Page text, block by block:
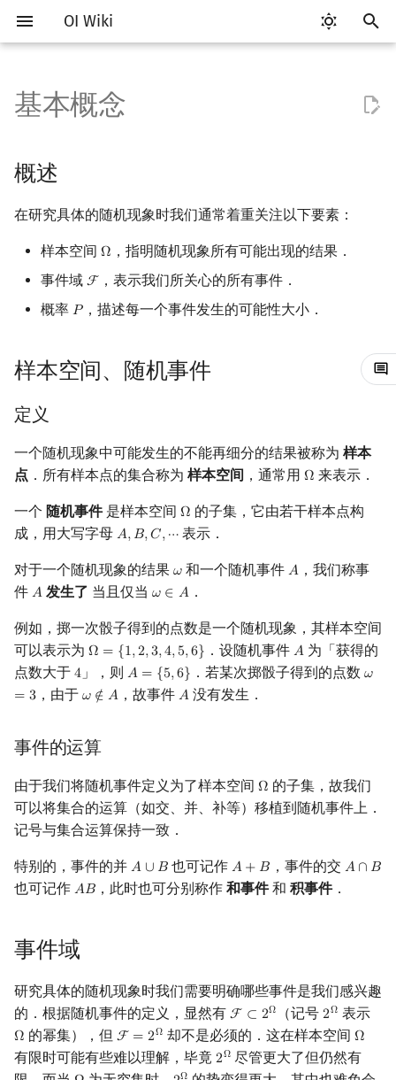
OI Wiki
入
始
搜
Getting Started
关于本项目
如何参与
OI Wiki 不是什么
F.A.Q.
镜像站列表
致谢
比赛相关简介
赛事
题型
学习路线
常见错误
常见技巧
出题
工具软件简介
代码编辑工具
VS Code
Atom
CLion
Geany
Sublime Text
CP Editor
评测工具 Cena
CCR Plus
命令行
WSL (Windows 10)
Special Judge
Testlib
Generator
Validator
Polygon
LaTeX 入门
Git
语言基础简介
C++ 基础
变量
运算
C++ 标准库 STL 算法
bitset
C++ 进阶
值类别
重载运算符
pb_ds
编译优化
Python 速成
Java 速成
Java 进阶
算法基础简介
复杂度
枚举
模拟
排序
冒泡排序
插入排序
堆排序
桶排序
Tim 排序
排序相关 STL
前缀和 & 差分
二分
倍增
搜索部分简介
DFS（搜索）
BFS（搜索）
双向搜索
迭代加深搜索
IDA*
回溯法
Dancing Links
优化
动态规划部分简介
动态规划基础
记忆化搜索
背包 DP
树形 DP
状压 DP
数位 DP
插头 DP
动态 DP
概率 DP
DP 套 DP
斜率优化
四边形不等式优化
字符串部分简介
字符串基础
标准库
字符串匹配
前缀函数与 KMP 算法
Boyer–Moore 算法
Z 函数（扩展 KMP）
AC 自动机
后缀自动机 (SAM)
后缀平衡树
广义后缀自动机
回文树
序列自动机
最小表示法
Lyndon 分解
Main–Lorentz 算法
数字系统简介
进位制
平衡三进制
格雷码
数论基础
模算术简介
素数
最大公约数
分解质因数
裴蜀定理 & 一次不定方程
费马小定理 & 欧拉定理
模逆元
中国剩余定理
升幂引理
阶乘取模
二次剩余
阶 & 原根
离散对数
高次剩余 & 单位根
数论分块
狄利克雷卷积
莫比乌斯反演
多项式与生成函数简介
代数基本定理
快速傅里叶变换
快速数论变换
多项式牛顿迭代
多项式多点求值|快速插值
多项式初等函数
常系数齐次线性递推
符号化方法
Lagrange 反演
形式幂级数复合|复合逆
排列组合
抽屉原理
容斥原理
斐波那契数列
斯特林数
贝尔数
伯努利数
Entringer Number
分拆数
范德蒙德卷积
Pólya 计数
线性代数简介
向量
内积和外积
矩阵
线性空间
线性基
线性映射
特征多项式
Jordan标准型
线性规划基础
单纯形法
基本概念
群论
环论
域论
概述
样本空间、随机事件
定义
事件的运算
定义
古典定义
公理化定义
概率函数的性质
参考资料与注释
博弈论简介
公平组合游戏
零和游戏
非公平组合游戏
插值
数值积分
高斯消元
牛顿迭代法
数据结构部分简介
栈
队列
链表
堆
配对堆
左偏树
块状数据结构
块状链表
树分块
单调栈
单调队列
树状数组
线段树
李超线段树
猫树
值
Kinetic Tournament Tree
划分树
Splay 树
WBLT
红黑树
左偏红黑树
可持久化数据结构
可持久化块状数组
可持久化平衡树
树套树
线段树套平衡树
树状数组套权值线段树
K-D Tree
动态树
Euler Tour Tree
Top Tree
析合树
PQ 树
手指树
图论部分简介
图论相关概念
图的存储
DFS（图论）
树的中心
树的重心
树分治
动态树分治
树上随机游走
有向无环图
拓扑排序
最短路问题
k 短路
同余最短路
生成树问题
最小直径生成树
拆点
连通性相关
割点和桥
圆方树
环计数问题
欧拉图
哈密顿图
二分图
平面图
弦图
图的着色
网络流
最小割
费用流
二分图最大权匹配
一般图最大匹配
计算几何部分简介
二维计算几何基础
三维计算几何基础
距离
凸包
扫描线
旋转卡壳
半平面交
随机增量法
反演变换
计算几何杂项
杂项简介
离散化
双指针
离线算法
整体二分
莫队算法
爬山算法
模拟退火
悬线法
有限状态自动机
计算理论基础
字节顺序
表达式求值
在一台机器上规划任务
主元素问题
Kahan 求和
珂朵莉树/颜色段均摊
空间优化简介
RMQ
并查集应用
括号序列
线段树与离线询问
基本概念
概述
在研究具体的随机现象时我们通常着重关注以下要素：
样本空间 Ω
Ω ，指明随机现象所有可能出现的结果．
事件域 F
F
，表示我们所关心的所有事件．
概率 𝑃
P ，描述每一个事件发生的可能性大小．
样本空间、随机事件
定义
一个随机现象中可能发生的不能再细分的结果被称为 样本
点 ．所有样本点的集合称为 样本空间 ，通常用 Ω
Ω 来表示．
一个 随机事件是样本空间 Ω
Ω 的子集，它由若干样本点构
成，用大写字母 𝐴,𝐵,𝐶,⋯
A,B,C,⋯ 表示．
对于一个随机现象的结果 𝜔
ω和一个随机事件 𝐴
A，我们称事
件 𝐴
A 发生了 当且仅当 𝜔 ∈ 𝐴
ω ∈ A ．
例如，掷一次骰子得到的点数是一个随机现象，其样本空间
可以表示为 Ω = {1,2,3,4,5,6}
Ω ={1 ,2,3,4,5,6} ．设随机事件𝐴
A 为「获得的
点数大于 4
4 」，则 𝐴 = {5,6}
A= {5 6} ．若某次掷骰子得到的点数𝜔
= 3
ω
，由于 𝜔 ∉ 𝐴
ω ∉ A ，故事件𝐴
A 没有发生．
事件的运算
由于我们将随机事件定义为了样本空间 Ω
Ω 的子集，故我们
可以将集合的运算（如交、并、补等）移植到随机事件上．
记号与集合运算保持一致．
特别的，事件的并 𝐴 ∪ 𝐵
A∪B 也可记作 𝐴+ 𝐵
A+B ，事件的交 𝐴∩ 𝐵
A∩B
也可记作 𝐴𝐵
AB ，此时也可分别称作和事件和积事件．
事件域
研究具体的随机现象时我们需要明确哪些事件是我们感兴趣
的．根据随机事件的定义，显然有 F ⊂ 2Ω
F⊂2Ω （记号2Ω
2Ω 表示
Ω
Ω 的幂集），但 F = 2Ω
F= 2Ω 却不是必须的．这在样本空间 Ω
Ω
有限时可能有些难以理解，毕竟 2Ω
2Ω 尽管更大了但仍然有